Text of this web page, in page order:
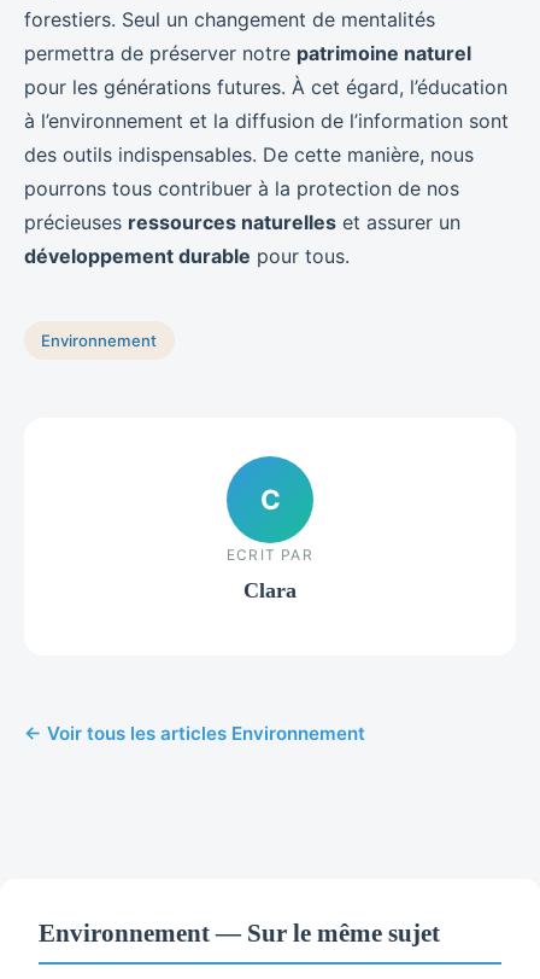
forestiers. Seul un changement de mentalités
permettra de préserver notre patrimoine naturel
pour les générations futures. À cet égard, l’éducation
à l’environnement et la diffusion de l’information sont
des outils indispensables. De cette manière, nous
pourrons tous contribuer à la protection de nos
précieuses ressources naturelles et assurer un
développement durable pour tous.
Environnement
C
ECRIT PAR
Clara
← Voir tous les articles Environnement
Environnement — Sur le même sujet